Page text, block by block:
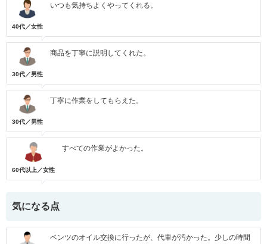
40代／女性
いつも気持ちよくやってくれる。
30代／男性
商品を丁寧に説明してくれた。
30代／男性
丁寧に作業をしてもらえた。
60代以上／女性
すべての作業がよかった。
気になる点
ベンツのオイル交換に行ったが、代車が汚かった。少しの時間